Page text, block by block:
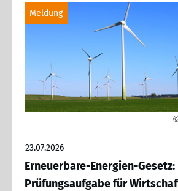
Meldung
23.07.2026
Erneuerbare-Energien-Gesetz:
Prüfungsaufgabe für